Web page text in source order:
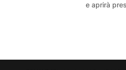
e aprirà